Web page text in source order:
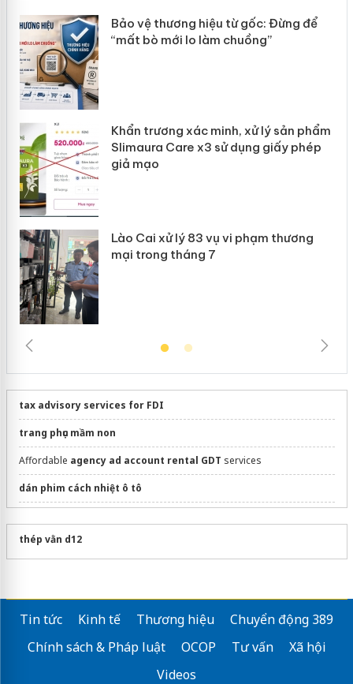
Bảo vệ thương hiệu từ gốc: Đừng để
“mất bò mới lo làm chuồng”
Khẩn trương xác minh, xử lý sản phẩm
Slimaura Care x3 sử dụng giấy phép
giả mạo
Lào Cai xử lý 83 vụ vi phạm thương
mại trong tháng 7
tax advisory services for FDI
trang phục mầm non
Affordable agency ad account rental GDT services
dán phim cách nhiệt ô tô
thép vằn d12
Tin tức Kinh tế Thương hiệu
Chuyển động 389
Chính sách & Pháp luật
OCOP Tư vấn
Xã hội
Videos